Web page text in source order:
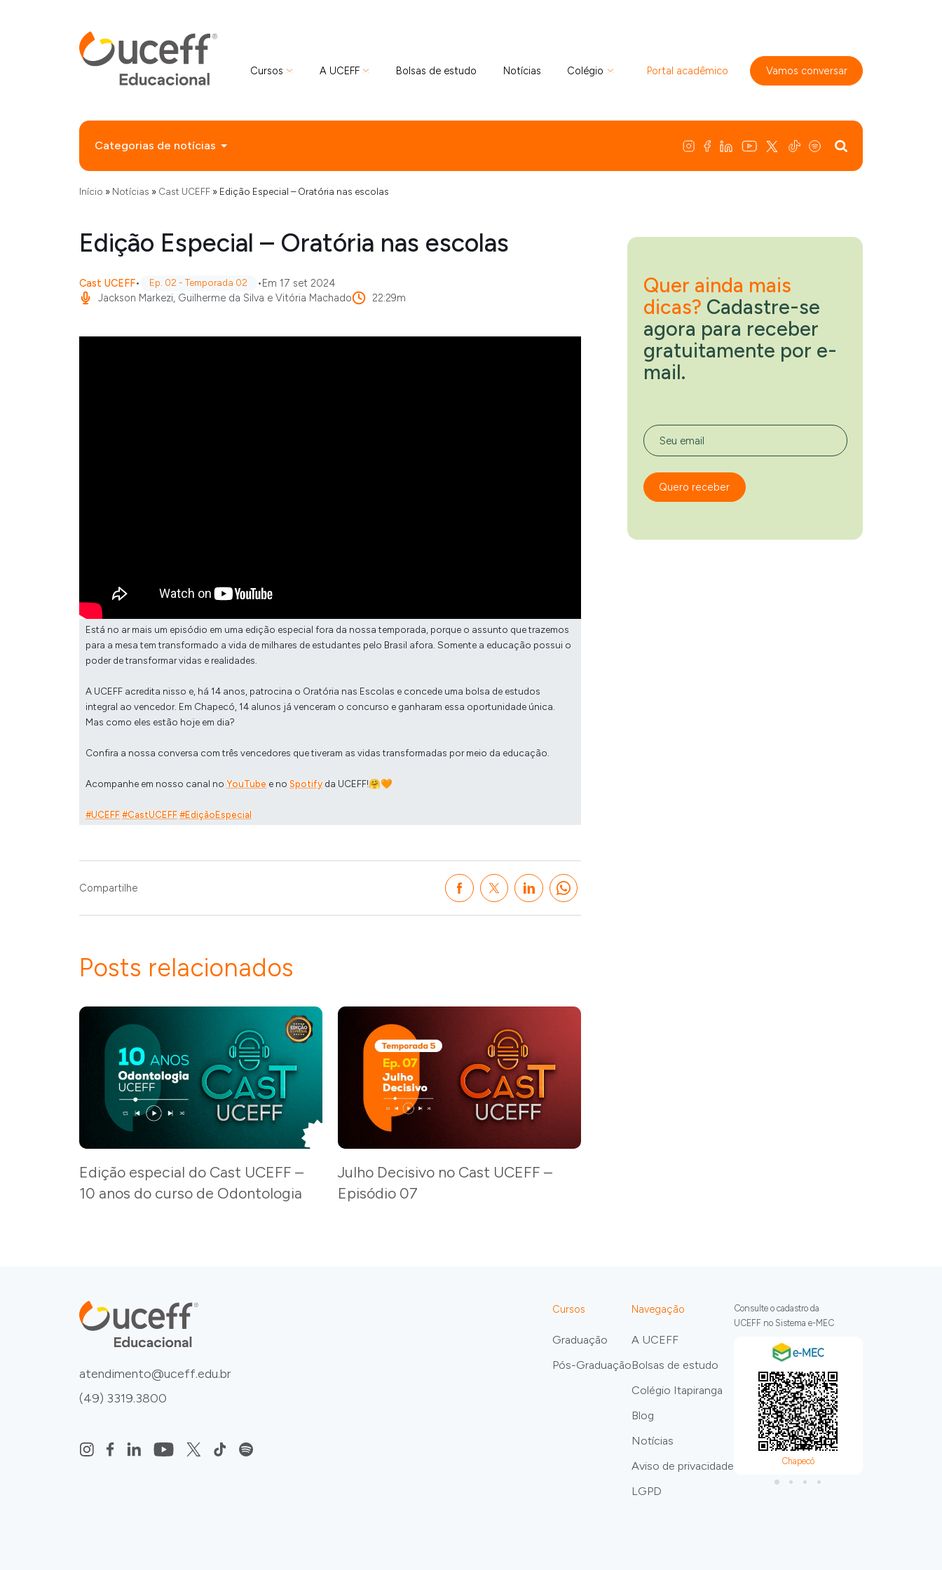
Cursos A UCEFF Bolsas de estudo Notícias Colégio Portal acadêmico Vamos conversar
Categorias de notícias
Início » Notícias » Cast UCEFF» Edição Especial – Oratória nas escolas
Edição Especial – Oratória nas escolas
Cast UCEFF• Ep. 02 - Temporada 02 •Em 17 set 2024
Jackson Markezi, Guilherme da Silva e Vitória Machado
22:29m
Está no ar mais um episódio em uma edição especial fora da nossa temporada, porque o assunto que trazemos
para a mesa tem transformado a vida de milhares de estudantes pelo Brasil afora. Somente a educação possui o
poder de transformar vidas e realidades.
A UCEFF acredita nisso e, há 14 anos, patrocina o Oratória nas Escolas e concede uma bolsa de estudos
integral ao vencedor. Em Chapecó, 14 alunos já venceram o concurso e ganharam essa oportunidade única.
Mas como eles estão hoje em dia?
Confira a nossa conversa com três vencedores que tiveram as vidas transformadas por meio da educação.
Acompanhe em nosso canal no YouTubee no Spotifyda UCEFF!🤗🧡
#UCEFF⁠⁠⁠⁠⁠⁠⁠⁠#CastUCEFF⁠⁠⁠⁠⁠⁠⁠⁠#EdiçãoEspecial
Compartilhe
Posts relacionados
Edição especial do Cast UCEFF –
10 anos do curso de Odontologia
Julho Decisivo no Cast UCEFF –
Episódio 07
Quer ainda mais
dicas? Cadastre-se
agora para receber
gratuitamente por e-
mail.
Seu email
Quero receber
atendimento@uceff.edu.br
(49) 3319.3800
Cursos
Graduação
Pós-Graduação
Navegação
A UCEFF
Bolsas de estudo
Colégio Itapiranga
Blog
Notícias
Aviso de privacidade
LGPD
Consulte o cadastro da
UCEFF no Sistema e-MEC
Chapecó